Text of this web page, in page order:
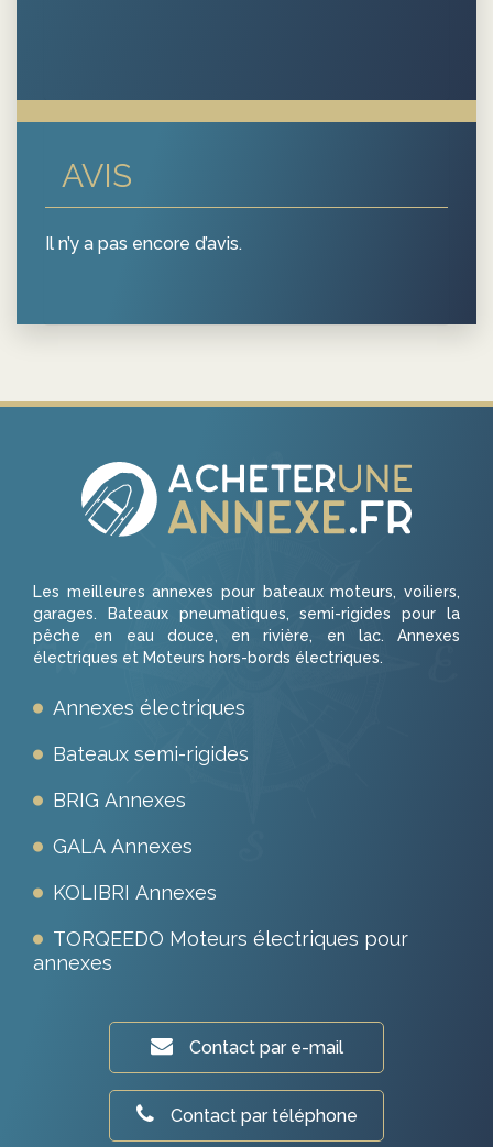
AVIS
Il n’y a pas encore d’avis.
Les meilleures annexes pour bateaux moteurs, voiliers,
garages. Bateaux pneumatiques, semi-rigides pour la
pêche en eau douce, en rivière, en lac. Annexes
électriques et Moteurs hors-bords électriques.
Annexes électriques
Bateaux semi-rigides
BRIG Annexes
GALA Annexes
KOLIBRI Annexes
TORQEEDO Moteurs électriques pour
annexes
Contact par e-mail
Contact par téléphone